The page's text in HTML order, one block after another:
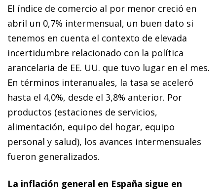
El índice de comercio al por menor creció en
abril un 0,7% intermensual, un buen dato si
tenemos en cuenta el contexto de elevada
incertidumbre relacionado con la política
arancelaria de EE. UU. que tuvo lugar en el mes.
En términos interanuales, la tasa se aceleró
hasta el 4,0%, desde el 3,8% anterior. Por
productos (estaciones de servicios,
alimentación, equipo del hogar, equipo
personal y salud), los avances intermensuales
fueron generalizados.
La inflación general en España sigue en